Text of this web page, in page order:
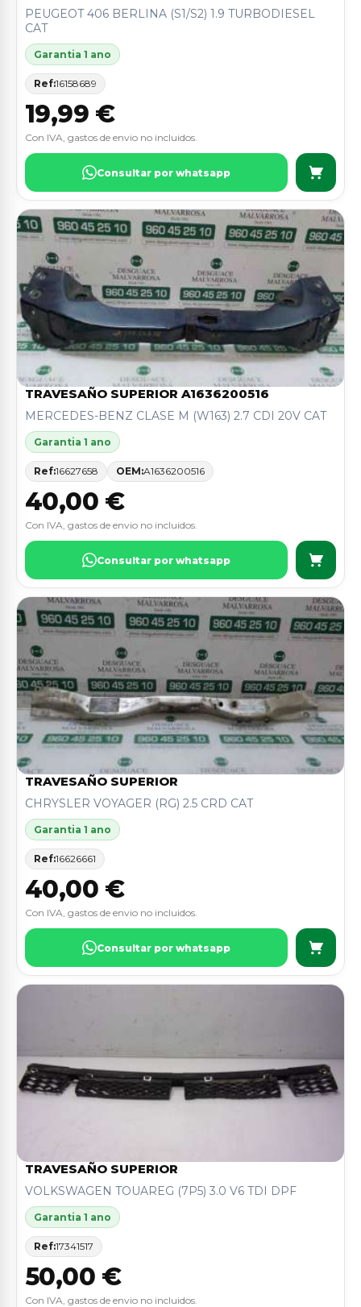
PEUGEOT 406 BERLINA (S1/S2) 1.9 TURBODIESEL
CAT
Garantia 1 ano
Ref:16158689
19,99 €
Con IVA, gastos de envio no incluidos.
Consultar por whatsapp
TRAVESAÑO SUPERIOR A1636200516
MERCEDES-BENZ CLASE M (W163) 2.7 CDI 20V CAT
Garantia 1 ano
Ref:16627658 OEM:A1636200516
40,00 €
Con IVA, gastos de envio no incluidos.
Consultar por whatsapp
TRAVESAÑO SUPERIOR
CHRYSLER VOYAGER (RG) 2.5 CRD CAT
Garantia 1 ano
Ref:16626661
40,00 €
Con IVA, gastos de envio no incluidos.
Consultar por whatsapp
TRAVESAÑO SUPERIOR
VOLKSWAGEN TOUAREG (7P5) 3.0 V6 TDI DPF
Garantia 1 ano
Ref:17341517
50,00 €
Con IVA, gastos de envio no incluidos.